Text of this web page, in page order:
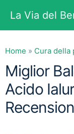
contenuto
La Via del
Home » Cura della
Miglior
Acido